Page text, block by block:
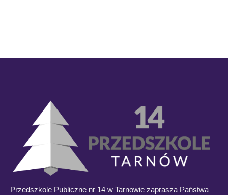
Przedszkole Publiczne nr 14 w Tarnowie zaprasza Państwa